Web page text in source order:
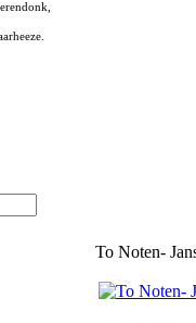
To Noten-